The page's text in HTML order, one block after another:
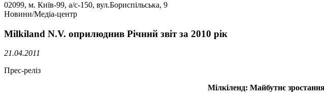
02099, м. Київ-99, а/с-150, вул.Бориспільська, 9
Новини/Медіа-центр
Milkiland N.V. оприлюднив Річний звіт за 2010 рік
21.04.2011
Прес-реліз
Мілкіленд: Майбутнє